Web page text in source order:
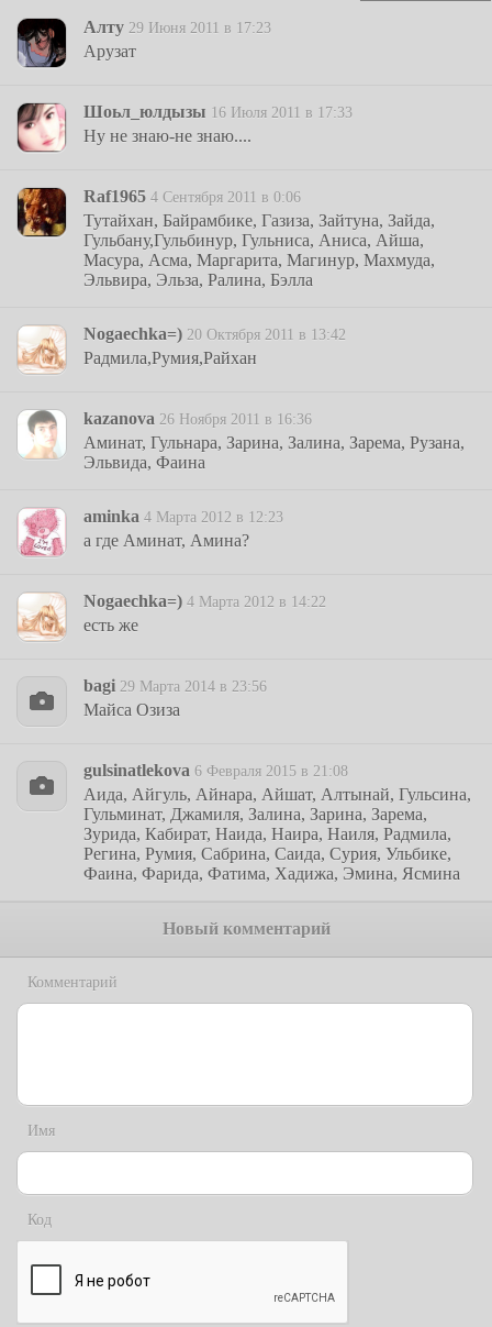
Алту 29 Июня 2011 в 17:23
Арузат
Шоьл_юлдызы 16 Июля 2011 в 17:33
Ну не знаю-не знаю....
Raf1965 4 Сентября 2011 в 0:06
Тутайхан, Байрамбике, Газиза, Зайтуна, Зайда,
Гульбану,Гульбинур, Гульниса, Аниса, Айша,
Масура, Асма, Маргарита, Магинур, Махмуда,
Эльвира, Эльза, Ралина, Бэлла
Nogaechka=) 20 Октября 2011 в 13:42
Радмила,Румия,Райхан
kazanova 26 Ноября 2011 в 16:36
Аминат, Гульнара, Зарина, Залина, Зарема, Рузана,
Эльвида, Фаина
aminka 4 Марта 2012 в 12:23
а где Аминат, Амина?
Nogaechka=) 4 Марта 2012 в 14:22
есть же
bagi 29 Марта 2014 в 23:56
Майса Озиза
gulsinatlekova 6 Февраля 2015 в 21:08
Аида, Айгуль, Айнара, Айшат, Алтынай, Гульсина,
Гульминат, Джамиля, Залина, Зарина, Зарема,
Зурида, Кабират, Наида, Наира, Наиля, Радмила,
Регина, Румия, Сабрина, Саида, Сурия, Ульбике,
Фаина, Фарида, Фатима, Хадижа, Эмина, Ясмина
Новый комментарий
Комментарий
Имя
Код